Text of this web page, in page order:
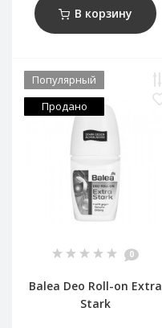
В корзину
Популярный
Продано
0
Balea Deo Roll-on Extra
Stark